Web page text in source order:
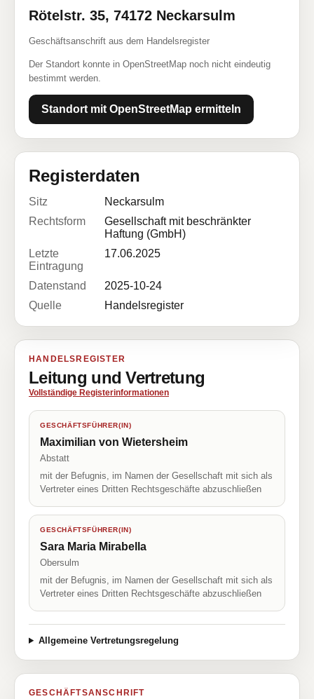
Rötelstr. 35, 74172 Neckarsulm
Geschäftsanschrift aus dem Handelsregister
Der Standort konnte in OpenStreetMap noch nicht eindeutig
bestimmt werden.
Standort mit OpenStreetMap ermitteln
Registerdaten
Sitz
Neckarsulm
Rechtsform
Gesellschaft mit beschränkter
Haftung (GmbH)
Letzte
Eintragung
17.06.2025
Datenstand
2025-10-24
Quelle
Handelsregister
HANDELSREGISTER
Leitung und Vertretung
Vollständige Registerinformationen
GESCHÄFTSFÜHRER(IN)
Maximilian von Wietersheim
Abstatt
mit der Befugnis, im Namen der Gesellschaft mit sich als
Vertreter eines Dritten Rechtsgeschäfte abzuschließen
GESCHÄFTSFÜHRER(IN)
Sara Maria Mirabella
Obersulm
mit der Befugnis, im Namen der Gesellschaft mit sich als
Vertreter eines Dritten Rechtsgeschäfte abzuschließen
Allgemeine Vertretungsregelung
GESCHÄFTSANSCHRIFT